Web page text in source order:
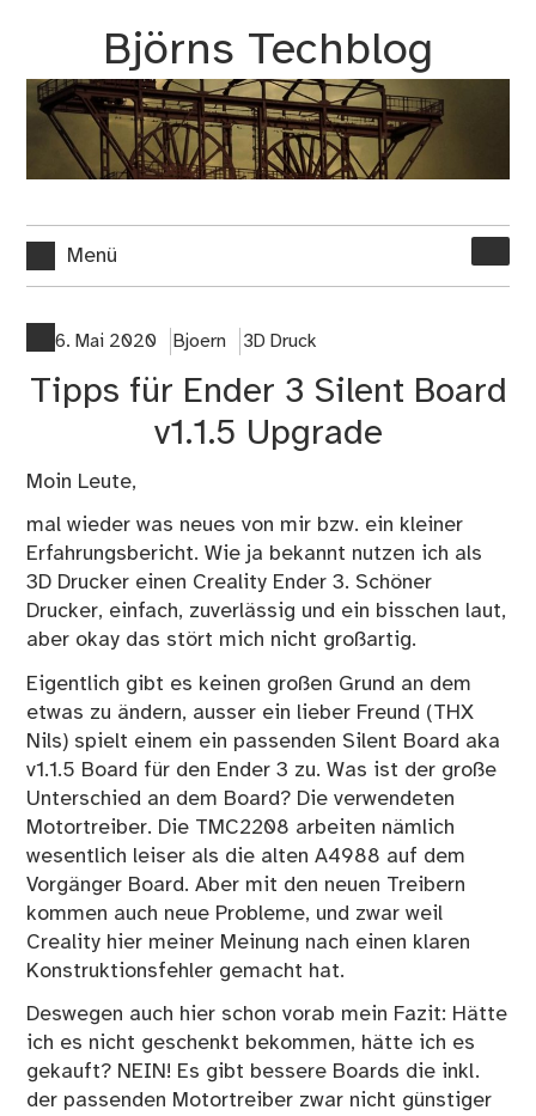
springen
Björns Techblog
Menü
nach:
6. Mai 2020 Bjoern 3D Druck
Tipps für Ender 3 Silent Board
v1.1.5 Upgrade
Moin Leute,
mal wieder was neues von mir bzw. ein kleiner
Erfahrungsbericht. Wie ja bekannt nutzen ich als
3D Drucker einen Creality Ender 3. Schöner
Drucker, einfach, zuverlässig und ein bisschen laut,
aber okay das stört mich nicht großartig.
Eigentlich gibt es keinen großen Grund an dem
etwas zu ändern, ausser ein lieber Freund (THX
Nils) spielt einem ein passenden Silent Board aka
v1.1.5 Board für den Ender 3 zu. Was ist der große
Unterschied an dem Board? Die verwendeten
Motortreiber. Die TMC2208 arbeiten nämlich
wesentlich leiser als die alten A4988 auf dem
Vorgänger Board. Aber mit den neuen Treibern
kommen auch neue Probleme, und zwar weil
Creality hier meiner Meinung nach einen klaren
Konstruktionsfehler gemacht hat.
Deswegen auch hier schon vorab mein Fazit: Hätte
ich es nicht geschenkt bekommen, hätte ich es
gekauft? NEIN! Es gibt bessere Boards die inkl.
der passenden Motortreiber zwar nicht günstiger